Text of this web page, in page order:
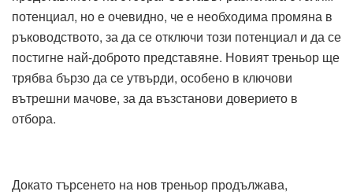
потенциал, но е очевидно, че е необходима промяна в
ръководството, за да се отключи този потенциал и да се
постигне най-доброто представяне. Новият треньор ще
трябва бързо да се утвърди, особено в ключови
вътрешни мачове, за да възстанови доверието в
отбора.
Докато търсенето на нов треньор продължава,